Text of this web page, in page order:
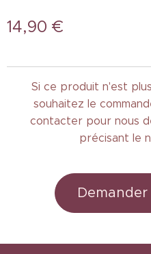
14,90 €
Si ce produit n'est
souhaitez le
contacter pour nous
précisant le